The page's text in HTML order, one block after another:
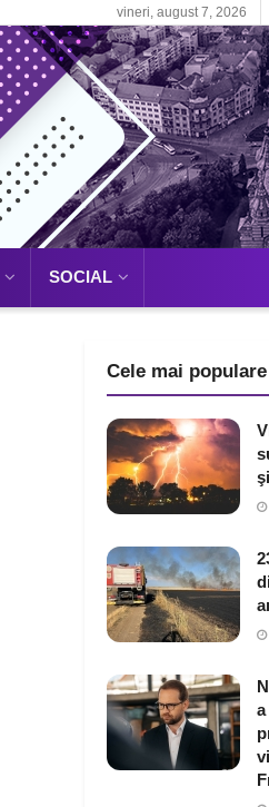
vineri, august 7, 2026
SOCIAL
Cele mai populare